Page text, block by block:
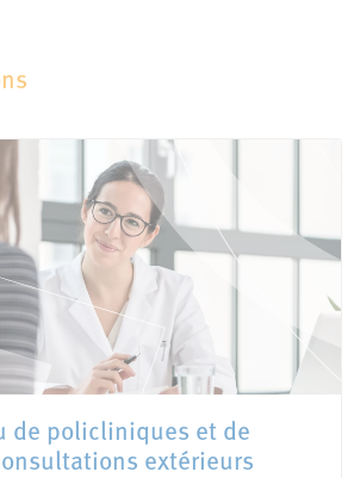
de policliniques et de
extérieurs